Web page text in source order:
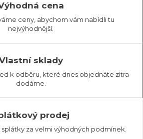
cena
ceny, abychom vám nabídli tu
nejvýhodnější.
sklady
k odběru, které dnes objednáte zítra
dodáme.
prodej
za velmi výhodných podmínek.